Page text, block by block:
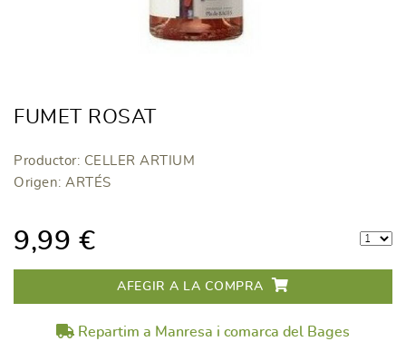
FUMET ROSAT
Productor: CELLER ARTIUM
Origen: ARTÉS
9,99 €
AFEGIR A LA COMPRA
Repartim a Manresa i comarca del Bages